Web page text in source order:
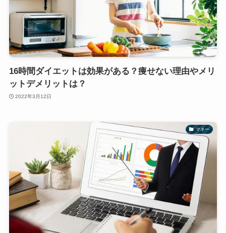
16時間ダイエットは効果がある？痩せない理由やメリ
ットデメリットは？
2022年3月12日
マネー